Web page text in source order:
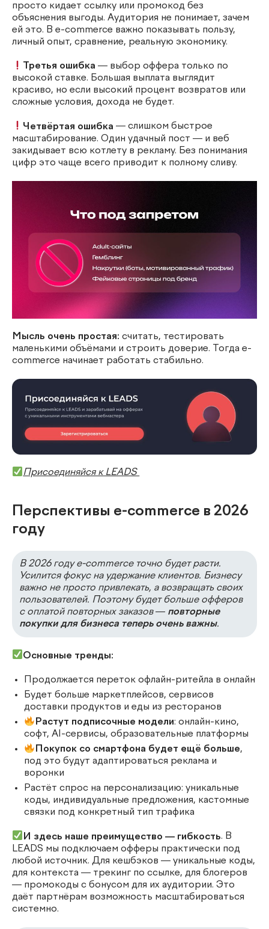
просто кидает ссылку или промокод без
объяснения выгоды. Аудитория не понимает, зачем
ей это. В e-commerce важно показывать пользу,
личный опыт, сравнение, реальную экономику.
Третья ошибка — выбор оффера только по
высокой ставке. Большая выплата выглядит
красиво, но если высокий процент возвратов или
сложные условия, дохода не будет.
Четвёртая ошибка — слишком быстрое
масштабирование. Один удачный пост — и веб
закидывает всю котлету в рекламу. Без понимания
цифр это чаще всего приводит к полному сливу.
Мысль очень простая: считать, тестировать
маленькими объёмами и строить доверие. Тогда e-
commerce начинает работать стабильно.
Присоединяйся к LEADS
Перспективы e-commerce в 2026
году
В 2026 году e-commerce точно будет расти.
Усилится фокус на удержание клиентов. Бизнесу
важно не просто привлекать, а возвращать своих
пользователей. Поэтому будет больше офферов
с оплатой повторных заказов — повторные
покупки для бизнеса теперь очень важны.
Основные тренды:
Продолжается переток офлайн-ритейла в онлайн
Будет больше маркетплейсов, сервисов
доставки продуктов и еды из ресторанов
Растут подписочные модели: онлайн-кино,
софт, AI-сервисы, образовательные платформы
Покупок со смартфона будет ещё больше,
под это будут адаптироваться реклама и
воронки
Растёт спрос на персонализацию: уникальные
коды, индивидуальные предложения, кастомные
связки под конкретный тип трафика
И здесь наше преимущество — гибкость. В
LEADS мы подключаем офферы практически под
любой источник. Для кешбэков — уникальные коды,
для контекста — трекинг по ссылке, для блогеров
— промокоды с бонусом для их аудитории. Это
даёт партнёрам возможность масштабироваться
системно.